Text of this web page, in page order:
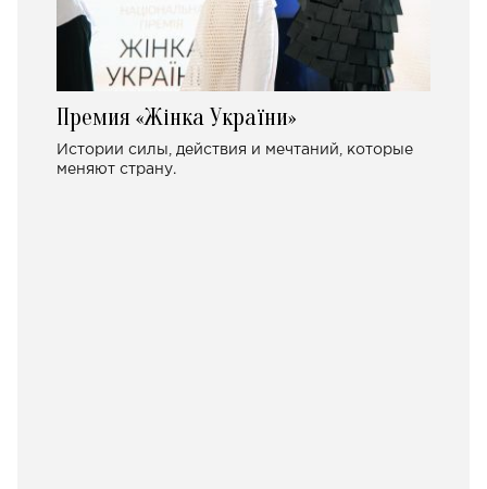
Премия «Жінка України»
Истории силы, действия и мечтаний, которые
меняют страну.